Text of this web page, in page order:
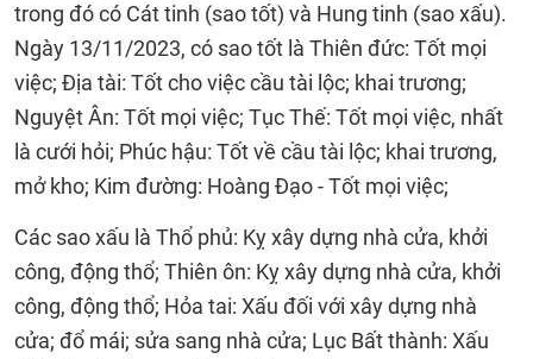
trong đó có Cát tinh (sao tốt) và Hung tinh (sao xấu).
Ngày 13/11/2023, có sao tốt là Thiên đức: Tốt mọi
việc; Địa tài: Tốt cho việc cầu tài lộc; khai trương;
Nguyệt Ân: Tốt mọi việc; Tục Thế: Tốt mọi việc, nhất
là cưới hỏi; Phúc hậu: Tốt về cầu tài lộc; khai trương,
mở kho; Kim đường: Hoàng Đạo - Tốt mọi việc;
Các sao xấu là Thổ phủ: Kỵ xây dựng nhà cửa, khởi
công, động thổ; Thiên ôn: Kỵ xây dựng nhà cửa, khởi
công, động thổ; Hỏa tai: Xấu đối với xây dựng nhà
cửa; đổ mái; sửa sang nhà cửa; Lục Bất thành: Xấu